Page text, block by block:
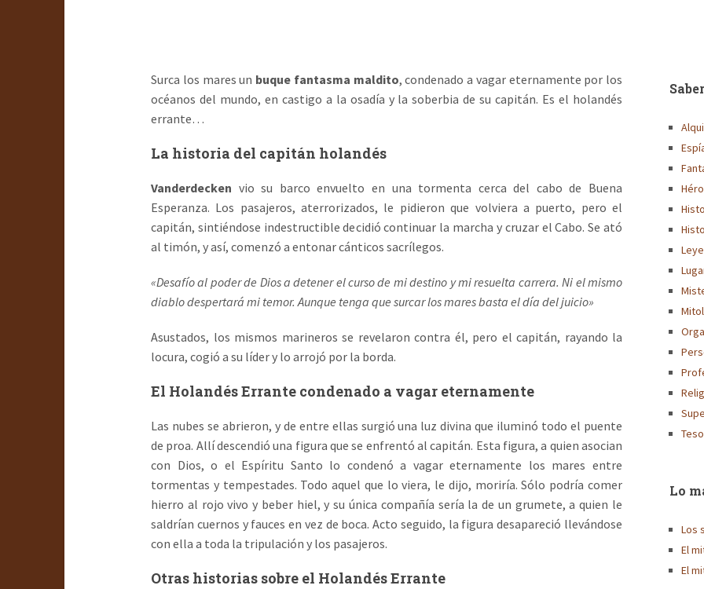
Surca los mares un buque fantasma maldito, condenado a vagar eternamente por los
océanos del mundo, en castigo a la osadía y la soberbia de su capitán. Es el holandés
errante…
La historia del capitán holandés
Vanderdecken vio su barco envuelto en una tormenta cerca del cabo de Buena
Esperanza. Los pasajeros, aterrorizados, le pidieron que volviera a puerto, pero el
capitán, sintiéndose indestructible decidió continuar la marcha y cruzar el Cabo. Se ató
al timón, y así, comenzó a entonar cánticos sacrílegos.
«Desafío al poder de Dios a detener el curso de mi destino y mi resuelta carrera. Ni el mismo
diablo despertará mi temor. Aunque tenga que surcar los mares basta el día del juicio»
Asustados, los mismos marineros se revelaron contra él, pero el capitán, rayando la
locura, cogió a su líder y lo arrojó por la borda.
El Holandés Errante condenado a vagar eternamente
Las nubes se abrieron, y de entre ellas surgió una luz divina que iluminó todo el puente
de proa. Allí descendió una figura que se enfrentó al capitán. Esta figura, a quien asocian
con Dios, o el Espíritu Santo lo condenó a vagar eternamente los mares entre
tormentas y tempestades. Todo aquel que lo viera, le dijo, moriría. Sólo podría comer
hierro al rojo vivo y beber hiel, y su única compañía sería la de un grumete, a quien le
saldrían cuernos y fauces en vez de boca. Acto seguido, la figura desapareció llevándose
con ella a toda la tripulación y los pasajeros.
Otras historias sobre el Holandés Errante
Lo
Los
El
El